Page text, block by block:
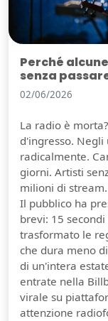
Perché
senza
02/06/2026
La radio è
d'ingresso. Negli
radicalmente.
giorni. Artisti
milioni di
Il pubblico ha
brevi: 15
trasformato le
che dura meno
di un'intera
entrate nella
virale su
attenzione